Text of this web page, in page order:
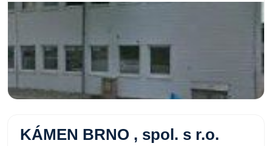
KÁMEN BRNO , spol. s r.o.